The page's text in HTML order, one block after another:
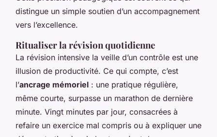
distingue un simple soutien d’un accompagnement
vers l’excellence.
Ritualiser la révision quotidienne
La révision intensive la veille d’un contrôle est une
illusion de productivité. Ce qui compte, c’est
l’ancrage mémoriel : une pratique régulière,
même courte, surpasse un marathon de dernière
minute. Vingt minutes par jour, consacrées à
refaire un exercice mal compris ou à expliquer une